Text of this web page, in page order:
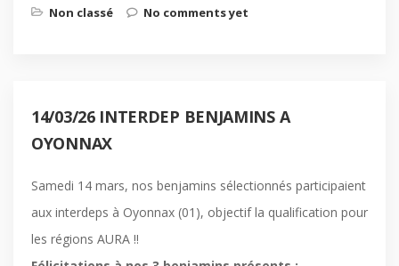
Non classé
No comments yet
14/03/26 INTERDEP BENJAMINS A
OYONNAX
Samedi 14 mars, nos benjamins sélectionnés participaient
aux interdeps à Oyonnax (01), objectif la qualification pour
les régions AURA !!